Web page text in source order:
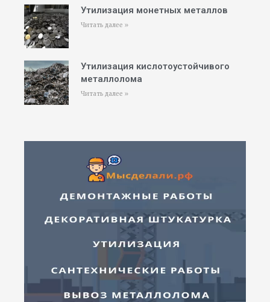
Утилизация монетных металлов
Читать далее »
Утилизация кислотоустойчивого
металлолома
Читать далее »